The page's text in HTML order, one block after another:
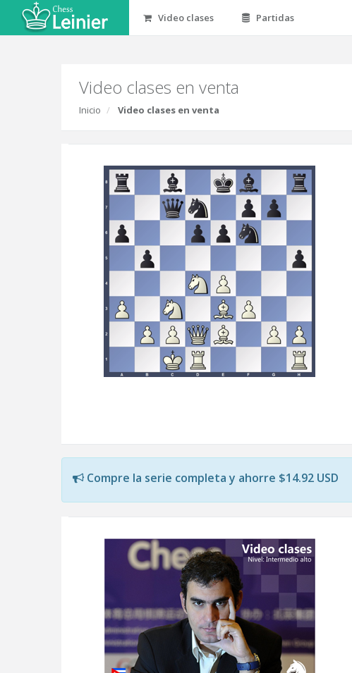
Video clases Partidas
Video clases en venta
Inicio Video clases en venta
Compre la serie completa y ahorre $14.92 USD